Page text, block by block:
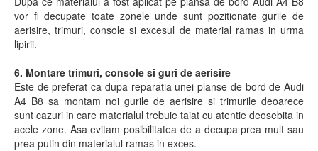
vor fi decupate toate zonele unde sunt pozitionate gurile de
aerisire, trimuri, console si excesul de material ramas in urma
lipirii.
6. Montare trimuri, console si guri de aerisire
Este de preferat ca dupa reparatia unei planse de bord de Audi
A4 B8 sa montam noi gurile de aerisire si trimurile deoarece
sunt cazuri in care materialul trebuie taiat cu atentie deosebita in
acele zone. Asa evitam posibilitatea de a decupa prea mult sau
prea putin din materialul ramas in exces.